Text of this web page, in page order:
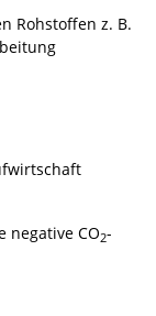
Rohstoffen z. B.
negative CO2-